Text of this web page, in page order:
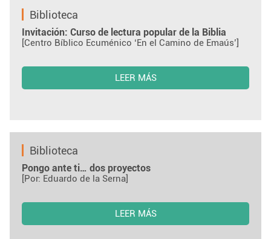
Biblioteca
Invitación: Curso de lectura popular de la Biblia
[Centro Bíblico Ecuménico ‘En el Camino de Emaús’]
LEER MÁS
Biblioteca
Pongo ante ti… dos proyectos
[Por: Eduardo de la Serna]
LEER MÁS